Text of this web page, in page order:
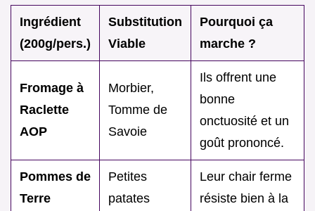
Ingrédient
(200g/pers.)
Substitution
Viable
Pourquoi ça
marche ?
Fromage à
Raclette
AOP
Morbier,
Tomme de
Savoie
Ils offrent une
bonne
onctuosité et un
goût prononcé.
Pommes de
Terre
Petites
patates
Leur chair ferme
résiste bien à la